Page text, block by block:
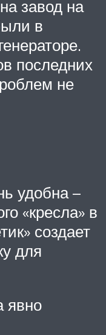
завод на
в
последних
не
удобна –
«кресла» в
создает
для
явно